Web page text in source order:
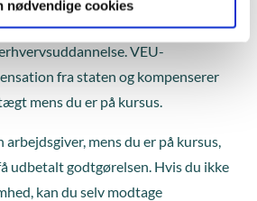
nødvendige cookies
din uddannelsesbaggrund er ufaglært
VEU-
fra staten og kompenserer
mens du er på kursus.
mens du er på kursus,
udbetalt godtgørelsen. Hvis du ikke
kan du selv modtage